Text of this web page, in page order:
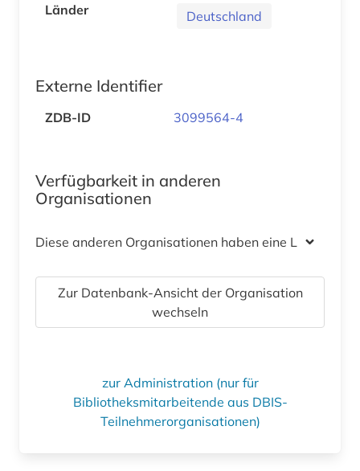
Länder Deutschland
Externe Identifier
ZDB-ID 3099564-4
Verfügbarkeit in anderen
Organisationen
Diese anderen Organisationen haben eine Lizenz
Zur Datenbank-Ansicht der Organisation
wechseln
zur Administration (nur für
Bibliotheksmitarbeitende aus DBIS-
Teilnehmerorganisationen)